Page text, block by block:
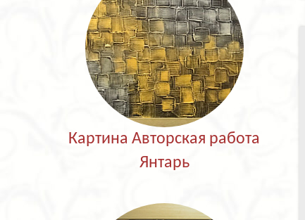
Картина Авторская работа
Янтарь